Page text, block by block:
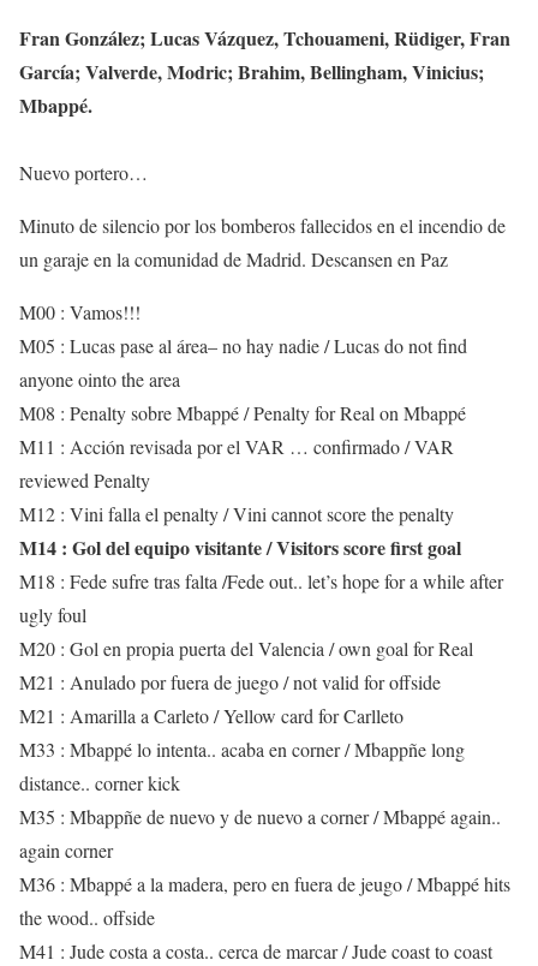
Fran González; Lucas Vázquez, Tchouameni, Rüdiger, Fran
García; Valverde, Modric; Brahim, Bellingham, Vinicius;
Mbappé.
Nuevo portero…
Minuto de silencio por los bomberos fallecidos en el incendio de
un garaje en la comunidad de Madrid. Descansen en Paz
M00 : Vamos!!!
M05 : Lucas pase al área– no hay nadie / Lucas do not find
anyone ointo the area
M08 : Penalty sobre Mbappé / Penalty for Real on Mbappé
M11 : Acción revisada por el VAR … confirmado / VAR
reviewed Penalty
M12 : Vini falla el penalty / Vini cannot score the penalty
M14 : Gol del equipo visitante / Visitors score first goal
M18 : Fede sufre tras falta /Fede out.. let’s hope for a while after
ugly foul
M20 : Gol en propia puerta del Valencia / own goal for Real
M21 : Anulado por fuera de juego / not valid for offside
M21 : Amarilla a Carleto / Yellow card for Carlleto
M33 : Mbappé lo intenta.. acaba en corner / Mbappñe long
distance.. corner kick
M35 : Mbappñe de nuevo y de nuevo a corner / Mbappé again..
again corner
M36 : Mbappé a la madera, pero en fuera de jeugo / Mbappé hits
the wood.. offside
M41 : Jude costa a costa.. cerca de marcar / Jude coast to coast